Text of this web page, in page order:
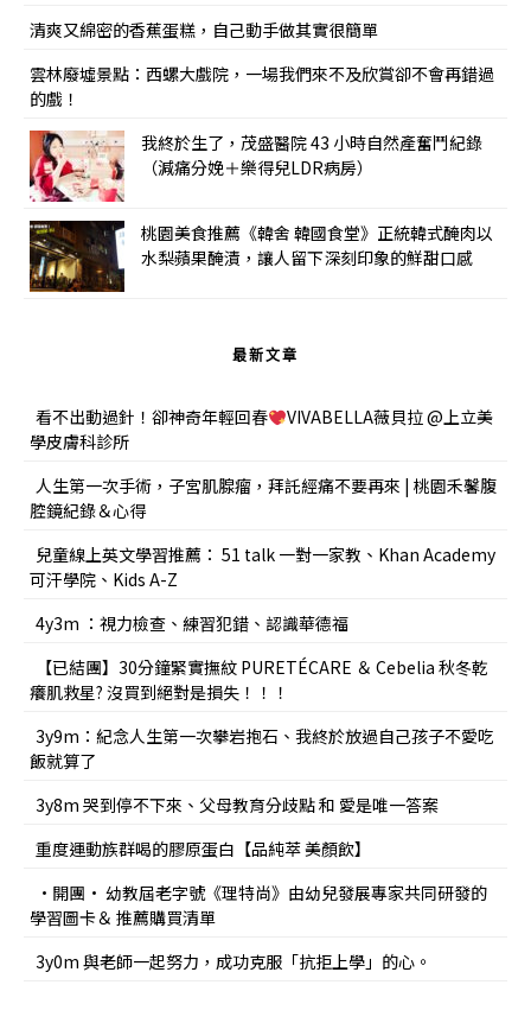
清爽又綿密的香蕉蛋糕，自己動手做其實很簡單
雲林廢墟景點：西螺大戲院，一場我們來不及欣賞卻不會再錯過
的戲！
我終於生了，茂盛醫院 43 小時自然產奮鬥紀錄
（減痛分娩＋樂得兒LDR病房）
桃園美食推薦《韓舍 韓國食堂》正統韓式醃肉以
水梨蘋果醃漬，讓人留下深刻印象的鮮甜口感
最新文章
看不出動過針！卻神奇年輕回春
VIVABELLA薇貝拉 @上立美
學皮膚科診所
人生第一次手術，子宮肌腺瘤，拜託經痛不要再來 | 桃園禾馨腹
腔鏡紀錄＆心得
兒童線上英文學習推薦： 51 talk 一對一家教、Khan Academy
可汗學院、Kids A-Z
4y3m ：視力檢查、練習犯錯、認識華德福
【已結團】30分鐘緊實撫紋 PURETÉCARE ＆ Cebelia 秋冬乾
癢肌救星? 沒買到絕對是損失！！！
3y9m：紀念人生第一次攀岩抱石、我終於放過自己孩子不愛吃
飯就算了
3y8m 哭到停不下來、父母教育分歧點 和 愛是唯一答案
重度運動族群喝的膠原蛋白【品純萃 美顏飲】
•開團• 幼教屆老字號《理特尚》由幼兒發展專家共同研發的
學習圖卡＆ 推薦購買清單
3y0m 與老師一起努力，成功克服「抗拒上學」的心。